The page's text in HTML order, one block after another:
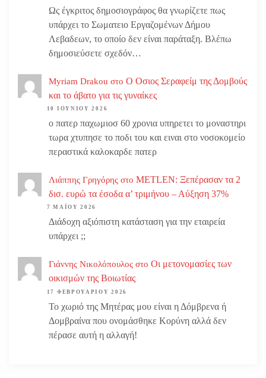
Ως έγκριτος δημοσιογράφος θα γνωρίζετε πως
υπάρχει το Σωματειο Εργαζομένων Δήμου
Λεβαδεων, το οποίο δεν είναι παράταξη. Βλέπω
δημοσιεύσετε σχεδόν…
Myriam Drakou στο Ο Οσιος Σεραφείμ της Δομβούς
και το άβατο για τις γυναίκες
10 ΙΟΥΝΊΟΥ 2026
ο πατερ παχωμιοσ 60 χρονια υπηρετει το μοναστηρι
τωρα χτυπησε το ποδι του και ειναι στο νοσοκομείο
περαστικά καλοκαρδε πατερ
Λιάππης Γρηγόρης στο METLEN: Ξεπέρασαν τα 2
δισ. ευρώ τα έσοδα α’ τριμήνου – Αύξηση 37%
7 ΜΑΪ́ΟΥ 2026
Διάδοχη αξιόπιστη κατάσταση για την εταιρεία
υπάρχει ;;
Γιάννης Νικολόπουλος στο Οι μετονομασίες των
οικισμών της Βοιωτίας
17 ΦΕΒΡΟΥΑΡΊΟΥ 2026
Το χωριό της Μητέρας μου είναι η Δόμβρενα ή
Δομβραίνα που ονομάσθηκε Κορύνη αλλά δεν
πέρασε αυτή η αλλαγή!